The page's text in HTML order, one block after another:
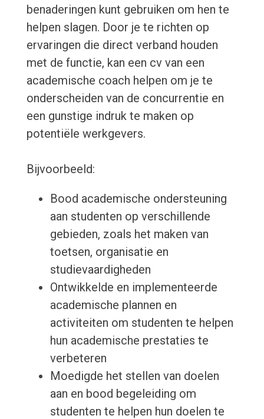
benaderingen kunt gebruiken om hen te
helpen slagen. Door je te richten op
ervaringen die direct verband houden
met de functie, kan een cv van een
academische coach helpen om je te
onderscheiden van de concurrentie en
een gunstige indruk te maken op
potentiële werkgevers.
Bijvoorbeeld:
Bood academische ondersteuning
aan studenten op verschillende
gebieden, zoals het maken van
toetsen, organisatie en
studievaardigheden
Ontwikkelde en implementeerde
academische plannen en
activiteiten om studenten te helpen
hun academische prestaties te
verbeteren
Moedigde het stellen van doelen
aan en bood begeleiding om
studenten te helpen hun doelen te